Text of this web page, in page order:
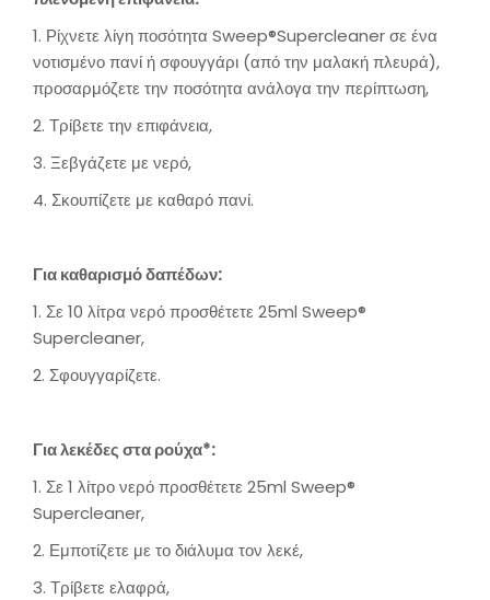
1. Ρίχνετε λίγη ποσότητα Sweep®Supercleaner σε ένα
νοτισμένο πανί ή σφουγγάρι (από την μαλακή πλευρά),
προσαρμόζετε την ποσότητα ανάλογα την περίπτωση,
2. Τρίβετε την επιφάνεια,
3. Ξεβγάζετε με νερό,
4. Σκουπίζετε με καθαρό πανί.
Για καθαρισμό δαπέδων:
1. Σε 10 λίτρα νερό προσθέτετε 25ml Sweep®
Supercleaner,
2. Σφουγγαρίζετε.
Για λεκέδες στα ρούχα*:
1. Σε 1 λίτρο νερό προσθέτετε 25ml Sweep®
Supercleaner,
2. Εμποτίζετε με το διάλυμα τον λεκέ,
3. Τρίβετε ελαφρά,